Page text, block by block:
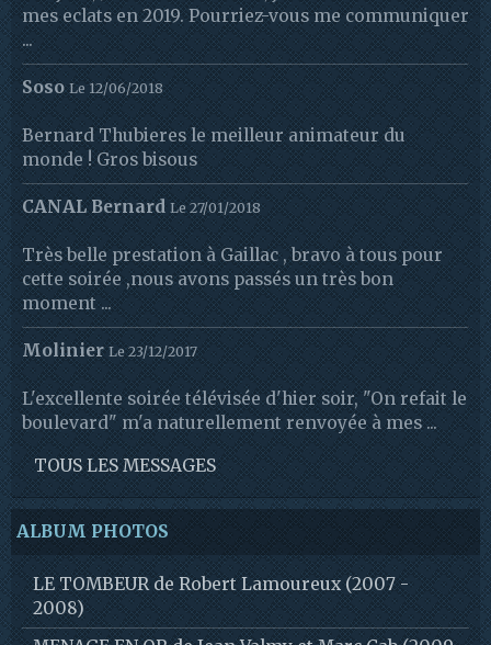
mes eclats en 2019. Pourriez-vous me communiquer
...
Soso Le 12/06/2018
Bernard Thubieres le meilleur animateur du
monde ! Gros bisous
CANAL Bernard Le 27/01/2018
Très belle prestation à Gaillac , bravo à tous pour
cette soirée ,nous avons passés un très bon
moment ...
Molinier Le 23/12/2017
L'excellente soirée télévisée d'hier soir, "On refait le
boulevard" m'a naturellement renvoyée à mes ...
TOUS LES MESSAGES
ALBUM PHOTOS
LE TOMBEUR de Robert Lamoureux (2007 -
2008)